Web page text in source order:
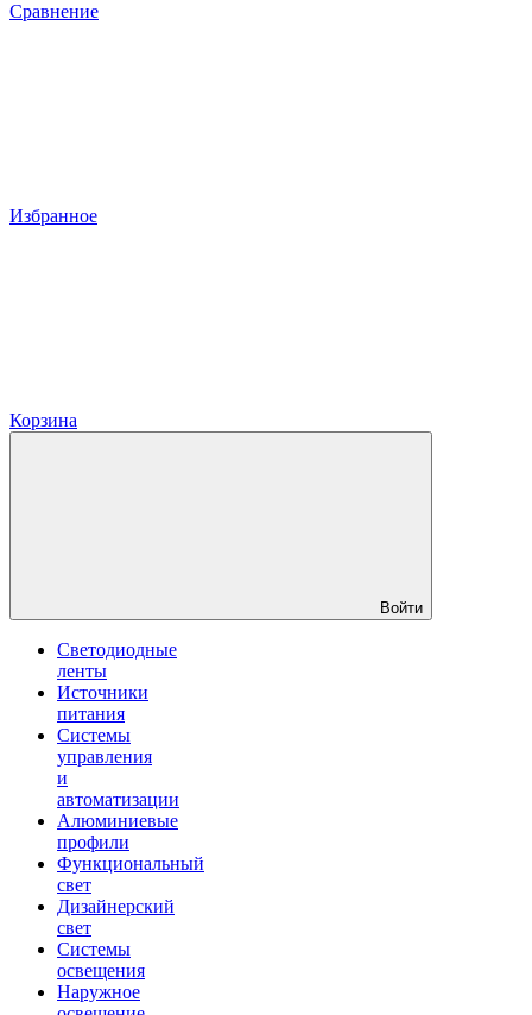
Сравнение
Избранное
Корзина
Войти
Светодиодные
ленты
Источники
питания
Системы
управления
и
автоматизации
Алюминиевые
профили
Функциональный
свет
Дизайнерский
свет
Системы
освещения
Наружное